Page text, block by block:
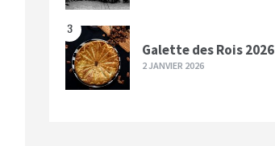
3
Galette des Rois 2026
2 JANVIER 2026